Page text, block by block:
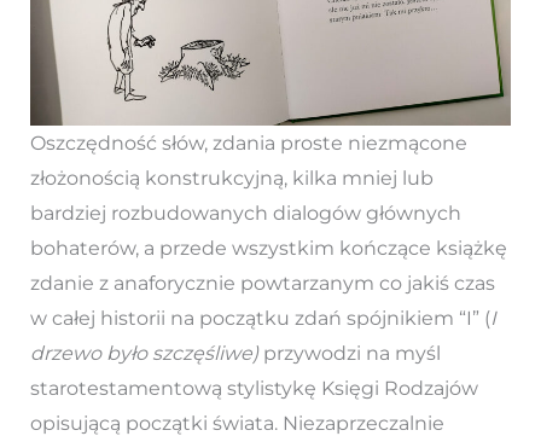
Oszczędność słów, zdania proste niezmącone
złożonością konstrukcyjną, kilka mniej lub
bardziej rozbudowanych dialogów głównych
bohaterów, a przede wszystkim kończące książkę
zdanie z anaforycznie powtarzanym co jakiś czas
w całej historii na początku zdań spójnikiem “I” (I
drzewo było szczęśliwe)przywodzi na myśl
starotestamentową stylistykę Księgi Rodzajów
opisującą początki świata. Niezaprzeczalnie